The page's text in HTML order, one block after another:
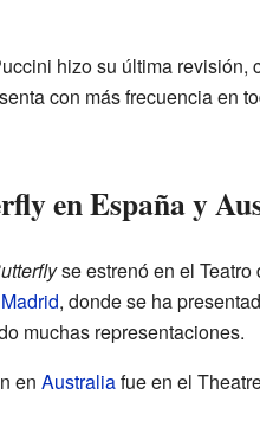
hizo su última
con más frecuencia en
en España y
se estrenó en el Teatro
Madrid, donde se ha
muchas representaciones.
en Australiafue en el